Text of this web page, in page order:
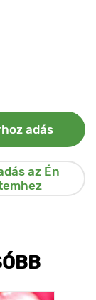
adás
az Én